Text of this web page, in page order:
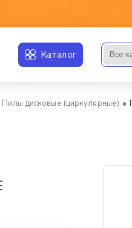
Каталог Все
Пилы дисковые (циркулярные)